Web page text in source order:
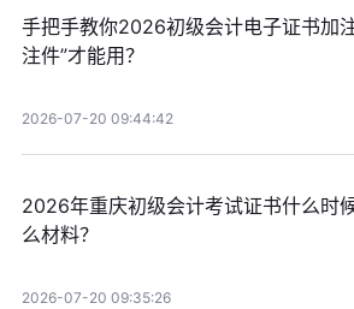
手把手教你2026初级会计电子证书加
注件”才能用？
2026-07-20 09:44:42
2026年重庆初级会计考试证书什么时
么材料？
2026-07-20 09:35:26